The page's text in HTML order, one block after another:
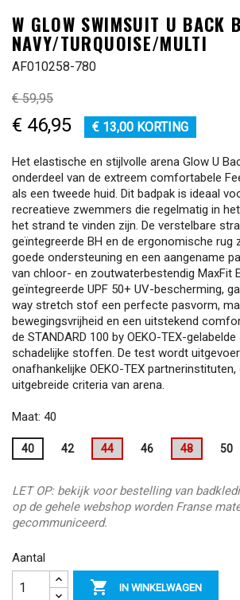
W GLOW SWIMSUIT U BACK B
NAVY/TURQUOISE/MULTI
AF010258-780
€ 59,95
€ 46,95 € 13,00 KORTING
Het elastische en stijlvolle arena Glow U
onderdeel van de extreem comfortabele
als een tweede huid. Dit badpak is ideaal
recreatieve zwemmers die regelmatig in
het strand te vinden zijn. De verstelbare
geïntegreerde BH en de ergonomische rug
goede ondersteuning en een aangename
van chloor- en zoutwaterbestendig MaxFit
geïntegreerde UPF 50+ UV-bescherming,
way stretch stof een perfecte pasvorm,
bewegingsvrijheid en een uitstekend
de STANDARD 100 by OEKO-TEX-
schadelijke stoffen. De test wordt
onafhankelijke OEKO-TEX
uitgebreide criteria van arena.
Maat: 40
40 42 44 46 48 50
LET OP: bekijk voor bestelling van
op de gehele webshop worden Franse
gecommuniceerd.
Aantal
 IN WINKELWAGEN